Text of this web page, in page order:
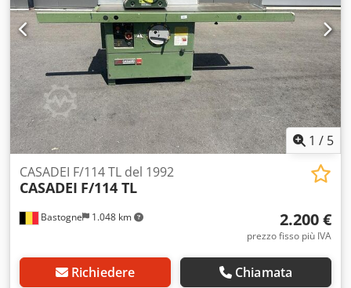
1 / 5
Bastogne 1.048 km
CASADEI F/114 TL del 1992
CASADEI F/114 TL
2.200 €
prezzo fisso più IVA
Richiedere Chiamata